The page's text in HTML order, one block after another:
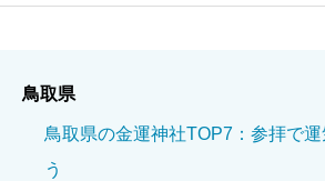
鳥取県
鳥取県の金運神社TOP7：参拝で
う